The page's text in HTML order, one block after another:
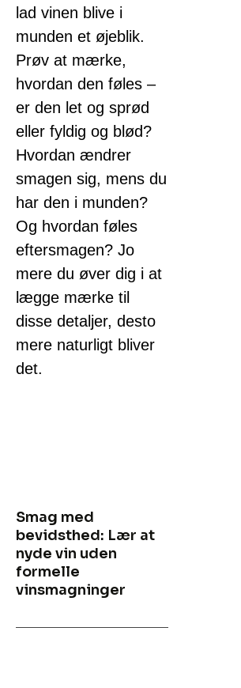
lad vinen blive i
munden et øjeblik.
Prøv at mærke,
hvordan den føles –
er den let og sprød
eller fyldig og blød?
Hvordan ændrer
smagen sig, mens du
har den i munden?
Og hvordan føles
eftersmagen? Jo
mere du øver dig i at
lægge mærke til
disse detaljer, desto
mere naturligt bliver
det.
Smag med
bevidsthed: Lær at
nyde vin uden
formelle
vinsmagninger